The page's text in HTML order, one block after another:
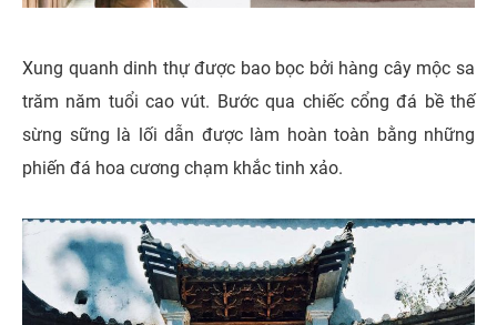
Xung quanh dinh thự được bao bọc bởi hàng cây mộc sa
trăm năm tuổi cao vút. Bước qua chiếc cổng đá bề thế
sừng sững là lối dẫn được làm hoàn toàn bằng những
phiến đá hoa cương chạm khắc tinh xảo.